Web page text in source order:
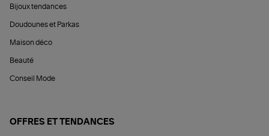
Bijoux tendances
Doudounes et Parkas
Maison déco
Beauté
Conseil Mode
OFFRES ET TENDANCES